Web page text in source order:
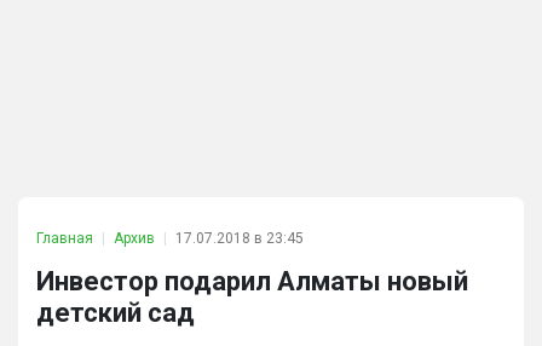
Главная Архив 17.07.2018 в 23:45
Инвестор подарил Алматы новый
детский сад